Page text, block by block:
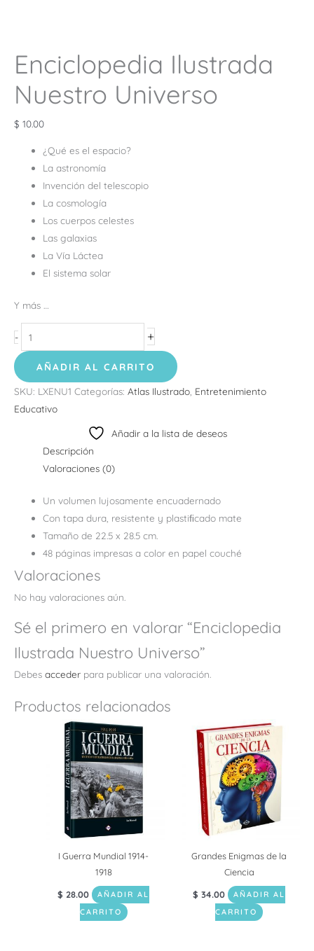
Enciclopedia Ilustrada
Nuestro Universo
$ 10.00
¿Qué es el espacio?
La astronomía
Invención del telescopio
La cosmología
Los cuerpos celestes
Las galaxias
La Vía Láctea
El sistema solar
Y más …
- +
AÑADIR AL CARRITO
SKU: LXENU1 Categorías: Atlas Ilustrado Entretenimiento
Educativo
Añadir a la lista de deseos
Descripción
Valoraciones (0)
Un volumen lujosamente encuadernado
Con tapa dura, resistente y plastiﬁcado mate
Tamaño de 22.5 x 28.5 cm.
48 páginas impresas a color en papel couché
Valoraciones
No hay valoraciones aún.
Sé el primero en valorar “Enciclopedia
Ilustrada Nuestro Universo”
Debes acceder para publicar una valoración.
Productos relacionados
I Guerra Mundial 1914-
1918
$ 28.00
AÑADIR AL
CARRITO
Grandes Enigmas de la
Ciencia
$ 34.00
AÑADIR AL
CARRITO